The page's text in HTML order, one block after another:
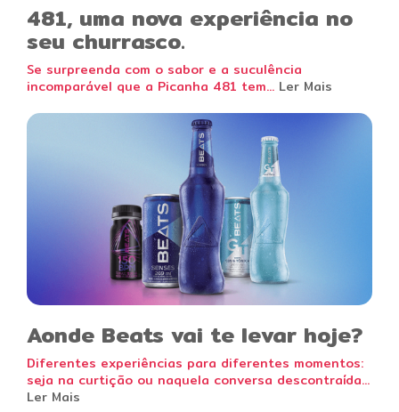
481, uma nova experiência no
seu churrasco.
Se surpreenda com o sabor e a suculência
incomparável que a Picanha 481 tem... Ler Mais
Aonde Beats vai te levar hoje?
Diferentes experiências para diferentes momentos:
seja na curtição ou naquela conversa descontraída...
Ler Mais